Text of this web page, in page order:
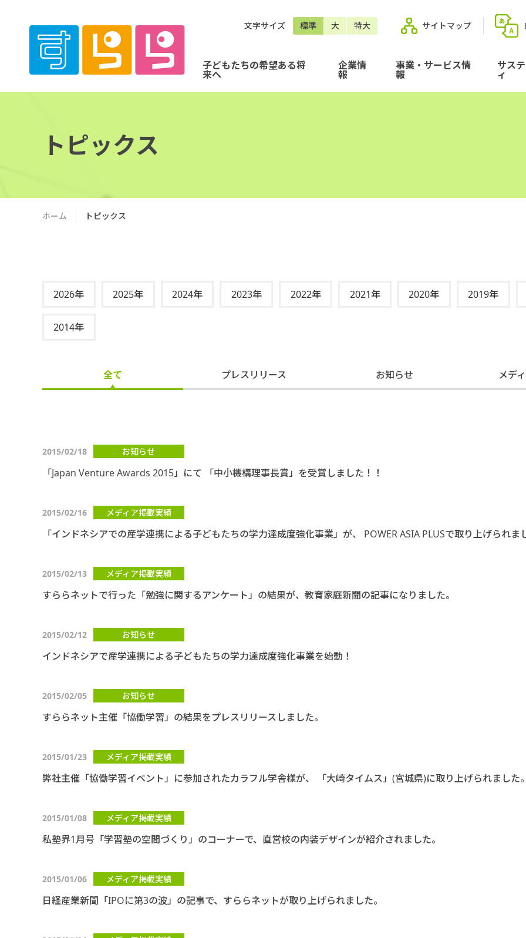
文字サイズ 標準 大 特大 サイトマップ
子どもたちの希望ある将
来へ
企業情
報
事業・サービス情
報
サス
ィ
トピックス
ホーム トピックス
2026年 2025年 2024年 2023年 2022年 2021年 2020年 2019年
2014年
全て プレスリリース お知らせ メデ
2015/02/18 お知らせ
「Japan Venture Awards 2015」にて 「中小機構理事長賞」を受賞しました！！
2015/02/16 メディア掲載実績
「インドネシアでの産学連携による子どもたちの学力達成度強化事業」が、 POWER ASIA PLUSで取り上げられま
2015/02/13 メディア掲載実績
すららネットで行った「勉強に関するアンケート」の結果が、教育家庭新聞の記事になりました。
2015/02/12 お知らせ
インドネシアで産学連携による子どもたちの学力達成度強化事業を始動！
2015/02/05 お知らせ
すららネット主催「協働学習」の結果をプレスリリースしました。
2015/01/23 メディア掲載実績
弊社主催「協働学習イベント」に参加されたカラフル学舎様が、 「大崎タイムス」(宮城県)に取り上げられました。
2015/01/08 メディア掲載実績
私塾界1月号「学習塾の空間づくり」のコーナーで、直営校の内装デザインが紹介されました。
2015/01/06 メディア掲載実績
日経産業新聞「IPOに第3の波」の記事で、すららネットが取り上げられました。